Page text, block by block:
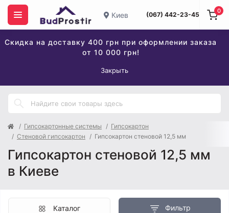
Киев (067) 442-23-45
Скидка на доставку 400 грн при оформлении заказа
от 10 000 грн!
Закрыть
0
Гипсокартонные системы
Гипсокартон
Стеновой гипсокартон
Гипсокартон стеновой 12,5 мм
Гипсокартон стеновой 12,5 мм
в Киеве
Фильтр
Каталог